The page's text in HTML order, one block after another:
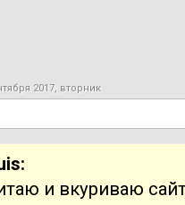
2017, вторник
и вкуриваю